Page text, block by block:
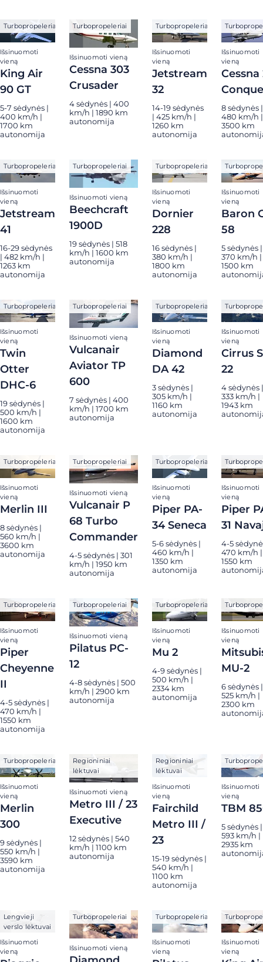
Turbopropeleriai
Išsinuomoti
vieną
King Air
90 GT
5-7 sėdynės |
400 km/h |
1700 km
autonomija
Turbopropeleriai
Išsinuomoti vieną
Cessna 303
Crusader
4 sėdynės | 400
km/h | 1890 km
autonomija
Turbopropeleriai
Išsinuomoti
vieną
Jetstream
32
14-19 sėdynės
| 425 km/h |
1260 km
autonomija
Išsinuomoti
vieną
Cessna
8 sėdynės |
480 km/h |
3500 km
Turbopropeleriai
Išsinuomoti
vieną
Jetstream
41
16-29 sėdynės
| 482 km/h |
1263 km
autonomija
Turbopropeleriai
Išsinuomoti vieną
Beechcraft
1900D
19 sėdynės | 518
km/h | 1600 km
autonomija
Turbopropeleriai
Išsinuomoti
vieną
Dornier
228
16 sėdynės |
380 km/h |
1800 km
autonomija
Išsinuomoti
vieną
Baron
58
5 sėdynės |
370 km/h |
1500 km
Turbopropeleriai
Išsinuomoti
vieną
Twin
Otter
DHC-6
19 sėdynės |
500 km/h |
1600 km
autonomija
Turbopropeleriai
Išsinuomoti vieną
Vulcanair
Aviator TP
600
7 sėdynės | 400
km/h | 1700 km
autonomija
Turbopropeleriai
Išsinuomoti
vieną
Diamond
DA 42
3 sėdynės |
305 km/h |
1160 km
autonomija
Išsinuomoti
vieną
Cirrus
22
4 sėdynės |
333 km/h |
1943 km
Turbopropeleriai
Išsinuomoti
vieną
Merlin III
8 sėdynės |
560 km/h |
3600 km
autonomija
Turbopropeleriai
Išsinuomoti vieną
Vulcanair P
68 Turbo
Commander
4-5 sėdynės | 301
km/h | 1950 km
autonomija
Turbopropeleriai
Išsinuomoti
vieną
Piper PA-
34 Seneca
5-6 sėdynės |
460 km/h |
1350 km
autonomija
Išsinuomoti
vieną
Piper
31
4-5
470 km/h |
1550 km
Turbopropeleriai
Išsinuomoti
vieną
Piper
Cheyenne
II
4-5 sėdynės |
470 km/h |
1550 km
autonomija
Turbopropeleriai
Išsinuomoti vieną
Pilatus PC-
12
4-8 sėdynės | 500
km/h | 2900 km
autonomija
Turbopropeleriai
Išsinuomoti
vieną
Mu 2
4-9 sėdynės |
500 km/h |
2334 km
autonomija
Išsinuomoti
vieną
MU-2
6 sėdynės |
525 km/h |
2300 km
Turbopropeleriai
Išsinuomoti
vieną
Merlin
300
9 sėdynės |
550 km/h |
3590 km
autonomija
Regioniniai
lėktuvai
Išsinuomoti vieną
Metro III / 23
Executive
12 sėdynės | 540
km/h | 1100 km
autonomija
Regioniniai
lėktuvai
Išsinuomoti
vieną
Fairchild
Metro III /
23
15-19 sėdynės |
540 km/h |
1100 km
autonomija
Išsinuomoti
vieną
TBM
5 sėdynės |
593 km/h |
2935 km
Lengvieji
verslo lėktuvai
Išsinuomoti
vieną
Turbopropeleriai
Išsinuomoti vieną
Turbopropeleriai
Išsinuomoti
vieną
Išsinuomoti
vieną